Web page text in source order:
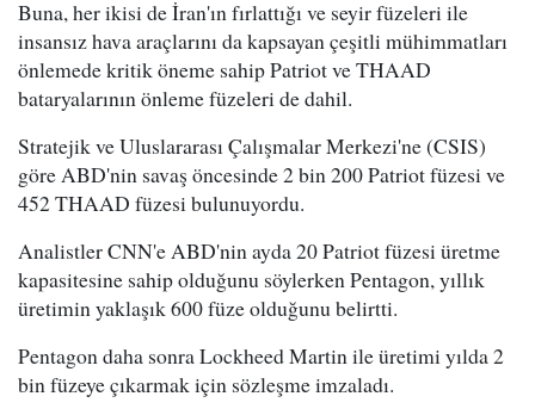
Buna, her ikisi de İran'ın fırlattığı ve seyir füzeleri ile
insansız hava araçlarını da kapsayan çeşitli mühimmatları
önlemede kritik öneme sahip Patriot ve THAAD
bataryalarının önleme füzeleri de dahil.
Stratejik ve Uluslararası Çalışmalar Merkezi'ne (CSIS)
göre ABD'nin savaş öncesinde 2 bin 200 Patriot füzesi ve
452 THAAD füzesi bulunuyordu.
Analistler CNN'e ABD'nin ayda 20 Patriot füzesi üretme
kapasitesine sahip olduğunu söylerken Pentagon, yıllık
üretimin yaklaşık 600 füze olduğunu belirtti.
Pentagon daha sonra Lockheed Martin ile üretimi yılda 2
bin füzeye çıkarmak için sözleşme imzaladı.